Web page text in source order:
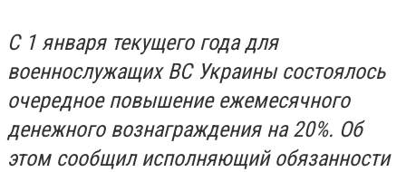
С 1 января текущего года для
военнослужащих ВС Украины состоялось
очередное повышение ежемесячного
денежного вознаграждения на 20%. Об
этом сообщил исполняющий обязанности